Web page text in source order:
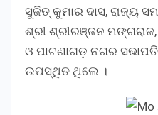
ସୁଜିତ୍ କୁମାର ଦାସ, ରାଜ୍ୟ
ଶ୍ରୀ ଶ୍ରୀରଞ୍ଜନ
ଓ ପାଟଣାଗଡ଼ ନଗର
ଉପସ୍ଥିତ ଥିଲେ ।